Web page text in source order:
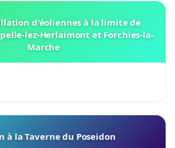
d'éoliennes à la limite de
lez-Herlaimont et Forchies-la-
Marche
à la Taverne du Poseidon